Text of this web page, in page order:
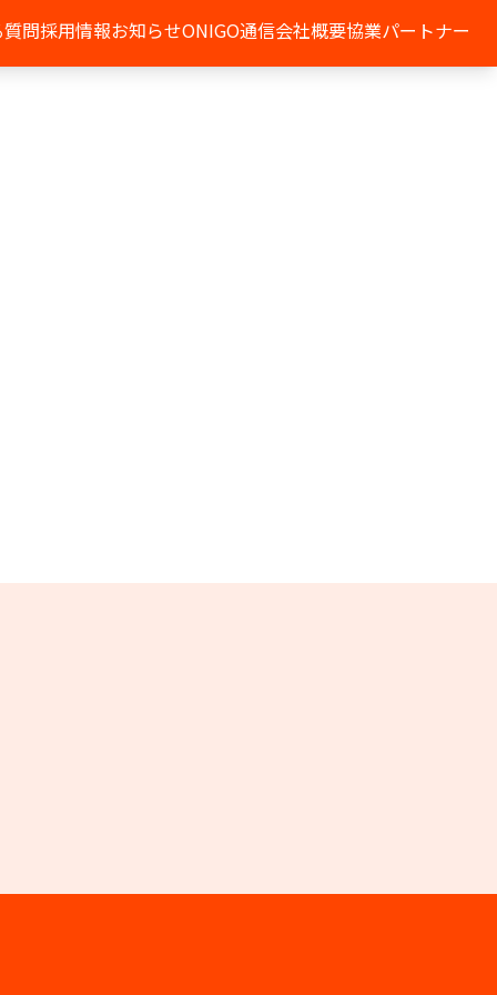
問採用情報お知らせONIGO通信会社概要協業パートナー